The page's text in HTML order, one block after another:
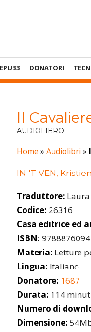
EPUB3 DONATORI
Il
AUDIOLIBRO
Home » Audiolibri »
IN-'T-VEN, Kristien
Traduttore:
Codice: 26316
Casa editrice ed
ISBN:
Materia: Letture
Lingua: Italiano
Donatore: 1687
Durata: 114
Numero di
Dimensione: